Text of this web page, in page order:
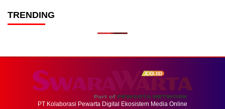
TRENDING
PT Kolaborasi Pewarta Digital Ekosistem Media Online